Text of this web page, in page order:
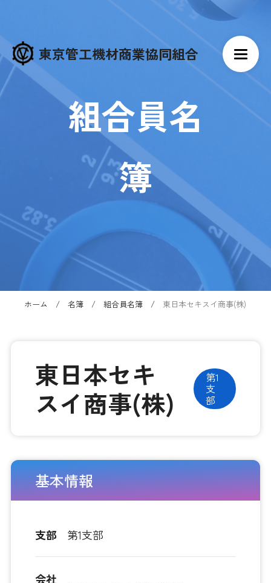
東京管工機材商業協同組合
組合員名
簿
ホーム 名簿 組合員名簿 東日本セキスイ商事(株)
東日本セキ
スイ商事(株)
第1
支
部
基本情報
支部 第1支部
会社